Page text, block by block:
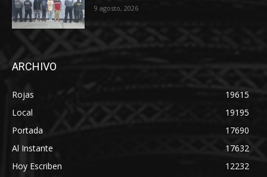
9 agosto, 2026
ARCHIVO
Rojas
19615
Local
19195
Portada
17690
Al Instante
17632
Hoy Escriben
12232